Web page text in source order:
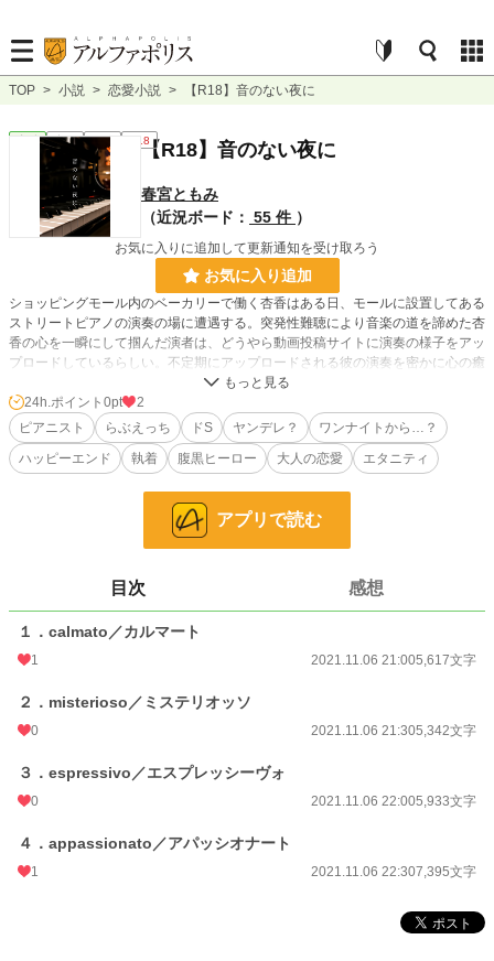
TOP > 小説 > 恋愛小説 > 【R18】音のない夜に
完結 短編 R18【R18】音のない夜に
春宮ともみ
（近況ボード： 55 件 ）
お気に入りに追加して更新通知を受け取ろう
お気に入り追加
ショッピングモール内のベーカリーで働く杏香はある日、モールに設置してある
ストリートピアノの演奏の場に遭遇する。突発性難聴により音楽の道を諦めた杏
香の心を一瞬にして掴んだ演者は、どうやら動画投稿サイトに演奏の様子をアッ
プロードしているらしい。不定期にアップロードされる彼の演奏を密かに心の癒
しとしている杏香だったが、ハロウィーンの日の催事中、ひょんな事で彼に助け
られ――？
＊＊＊
◇サブテーマ：魔女／マスク／ショッピングモール◇
クションです
体のみでもお楽しみいただけます
※表紙はpixabay様よりお借りし、SS表紙メーカー様にて加工しております
お気に入り
24h.ポイント 0pt
2
ピアニスト
らぶえっち ドS ヤンデレ？
ワンナイトから…？
ハッピーエンド
執着 腹黒ヒーロー 大人の恋愛 エタニティ
アプリで読む
目次 感想
１．calmato／カルマート
1 2021.11.06 21:005,617文字
２．misterioso／ミステリオッソ
0 2021.11.06 21:305,342文字
３．espressivo／エスプレッシーヴォ
0 2021.11.06 22:005,933文字
４．appassionato／アパッシオナート
1 2021.11.06 22:307,395文字